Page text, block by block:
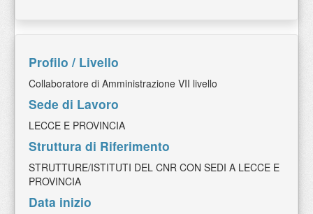
Profilo / Livello
Collaboratore di Amministrazione VII livello
Sede di Lavoro
LECCE E PROVINCIA
Struttura di Riferimento
STRUTTURE/ISTITUTI DEL CNR CON SEDI A LECCE E
PROVINCIA
Data inizio